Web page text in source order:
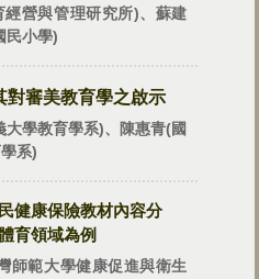
經營與管理研究所)、蘇建
民小學)
對審美教育學之啟示
大學教育學系)、陳惠青(國
系)
健康保險教材內容分
育領域為例
師範大學健康促進與衛生